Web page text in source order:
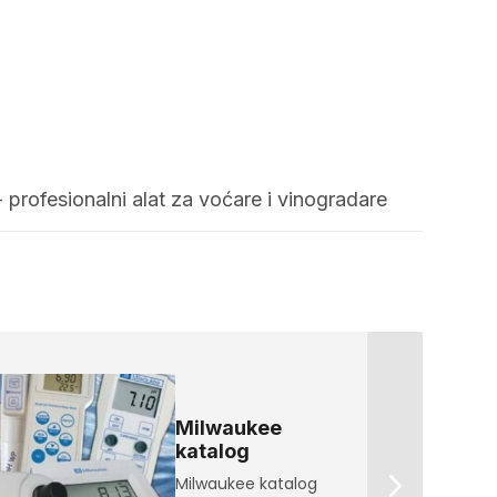
alat za voćare i vinogradare
Milwaukee
katalog
Milwaukee katalog